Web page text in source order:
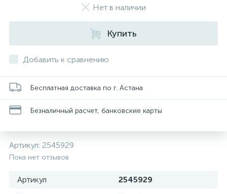
Нет в наличии
Купить
Добавить к сравнению
Бесплатная доставка по г. Астана
Безналичный расчет, банковские карты
Артикул: 2545929
Пока нет отзывов
Артикул
2545929